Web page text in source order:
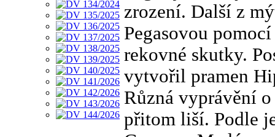
zrození. Další z
Pegasovou
rekovné skutky.
vytvořil pramen
Různá vyprávění
přitom liší. Podle